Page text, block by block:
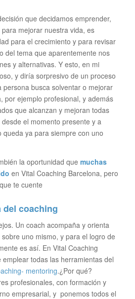
que decidamos emprender,
mejorar nuestra vida, es
para el crecimiento y para revisar
del tema que aparentemente nos
y alternativas. Y esto, en mi
y diría sorpresivo de un proceso
persona busca solventar o mejorar
por ejemplo profesional, y además
que alcanzan y mejoran todas
el momento presente y a
queda ya para siempre con uno
la oportunidad que muchas
en Vital Coaching Barcelona, pero
te cuente
del coaching
Un coach acompaña y orienta
uno mismo, y para el logro de
es así. En Vital Coaching
todas las herramientas del
mentoring.¿Por qué?
profesionales, con formación y
empresarial, y ponemos todos el